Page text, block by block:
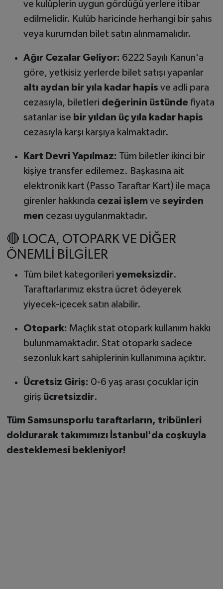
ve kulüplerin uygun gördüğü yerlere itibar
edilmelidir. Kulüb haricinde herhangi bir şahıs
veya kurumdan bilet satın alınmamalıdır.
Ağır Cezalar Geliyor: 6222 Sayılı Kanun'a
göre, yetkisiz yerlerde bilet satışı yapanlar
altı aydan bir yıla kadar hapis ve adli para
cezasıyla, biletleri değerinin üstünde fiyata
satanlar ise bir yıldan üç yıla kadar hapis
cezasıyla karşı karşıya kalmaktadır.
Kart Devri Yapılmaz: Tüm biletler ikinci bir
kişiye transfer edilemez. Başkasına ait
elektronik kart (Passo Taraftar Kart) ile maça
girenler hakkında cezai işlemve seyirden
men cezası uygulanmaktadır.
🔴 LOCA, OTOPARK VE DİĞER
ÖNEMLİ BİLGİLER
Tüm bilet kategorileri yemeksizdir.
Taraftarlarımız ekstra ücret ödeyerek
yiyecek-içecek satın alabilir.
Otopark: Maçlık stat otopark kullanım hakkı
bulunmamaktadır. Stat otoparkı sadece
sezonluk kart sahiplerinin kullanımına açıktır.
Ücretsiz Giriş: 0-6 yaş arası çocuklar için
giriş ücretsizdir.
Tüm Samsunsporlu taraftarların, tribünleri
doldurarak takımımızı İstanbul'da coşkuyla
desteklemesi bekleniyor!